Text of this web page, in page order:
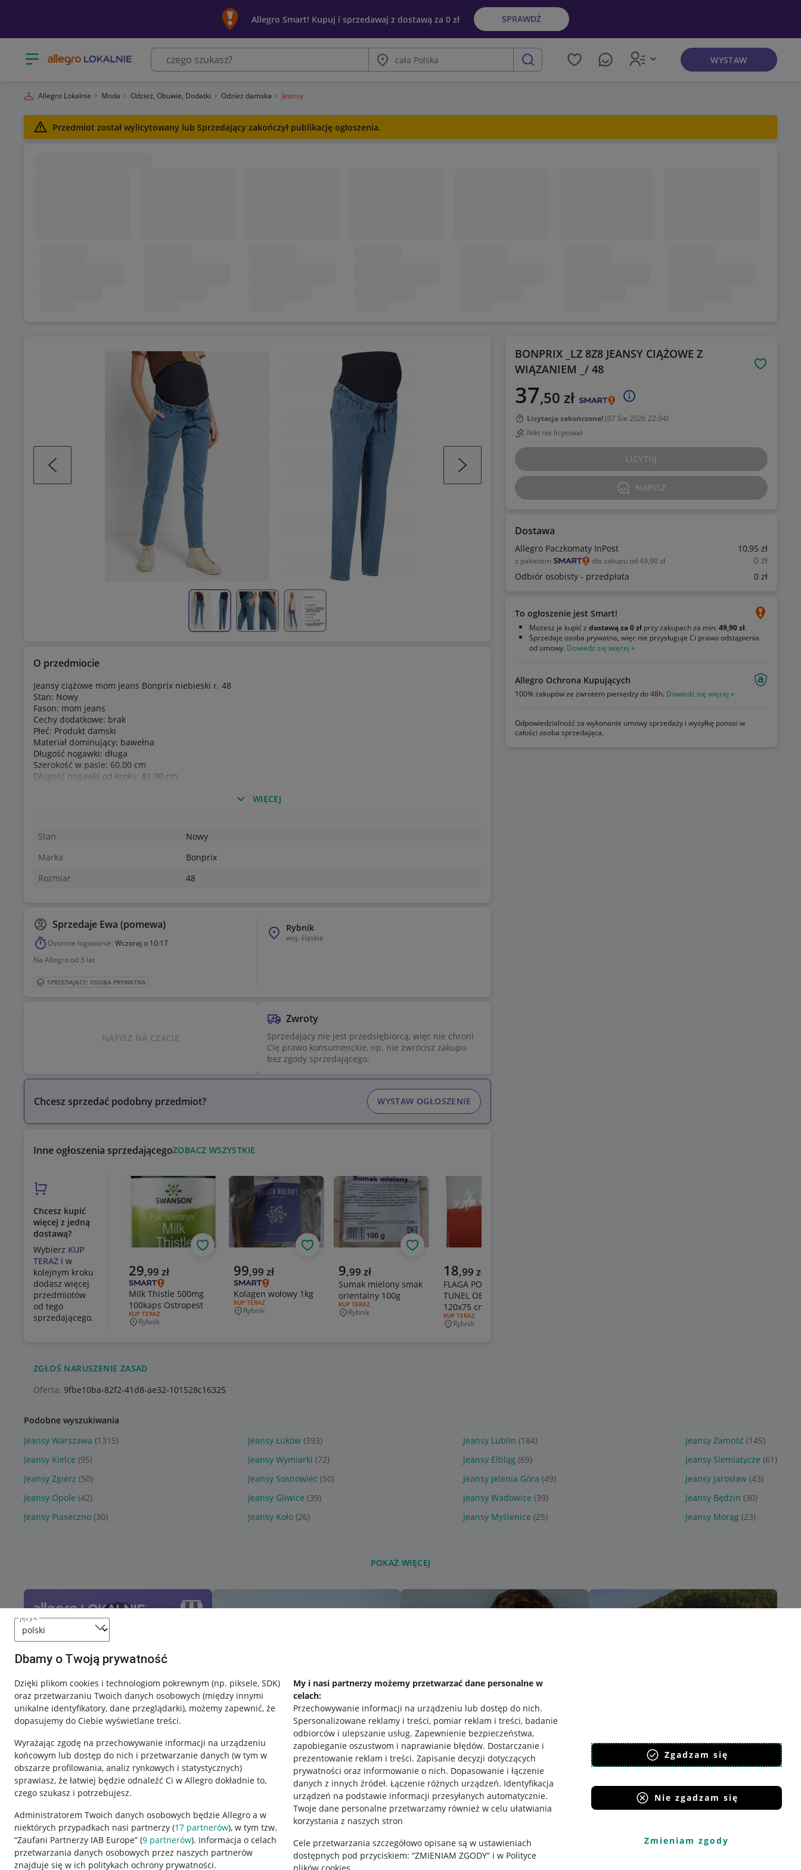
język
Dbamy o Twoją prywatność
Dzięki plikom cookies i technologiom pokrewnym (np. piksele, SDK)
oraz przetwarzaniu Twoich danych osobowych (między innymi
unikalne identyfikatory, dane przeglądarki), możemy zapewnić, że
dopasujemy do Ciebie wyświetlane treści.
Wyrażając zgodę na przechowywanie informacji na urządzeniu
końcowym lub dostęp do nich i przetwarzanie danych (w tym w
obszarze profilowania, analiz rynkowych i statystycznych)
sprawiasz, że łatwiej będzie odnaleźć Ci w Allegro dokładnie to,
czego szukasz i potrzebujesz.
Administratorem Twoich danych osobowych będzie Allegro a w
niektórych przypadkach nasi partnerzy (17 partnerów), w tym tzw.
“Zaufani Partnerzy IAB Europe” (9 partnerów). Informacja o celach
przetwarzania danych osobowych przez naszych partnerów
znajduje się w ich politykach ochrony prywatności.
My i nasi partnerzy możemy przetwarzać dane personalne w
celach:
Przechowywanie informacji na urządzeniu lub dostęp do nich.
Spersonalizowane reklamy i treści, pomiar reklam i treści, badanie
odbiorców i ulepszanie usług. Zapewnienie bezpieczeństwa,
zapobieganie oszustwom i naprawianie błędów. Dostarczanie i
prezentowanie reklam i treści. Zapisanie decyzji dotyczących
prywatności oraz informowanie o nich. Dopasowanie i łączenie
danych z innych źródeł. Łączenie różnych urządzeń. Identyfikacja
urządzeń na podstawie informacji przesyłanych automatycznie.
Twoje dane personalne przetwarzamy również w celu ułatwiania
korzystania z naszych stron
Cele przetwarzania szczegółowo opisane są w ustawieniach
dostępnych pod przyciskiem: “ZMIENIAM ZGODY” i w Polityce
Zgadzam się
Nie zgadzam się
Zmieniam zgody
Allegro Smart! Kupuj i sprzedawaj z dostawą za 0 zł SPRAWDŹ
Otwórz menu z kategoriami
Miasto
szukaj
WYSTAW
Przedmiot został wylicytowany lub Sprzedający zakończył publikację ogłoszenia.
BONPRIX _LZ 8Z8 JEANSY CIĄŻOWE Z
WIĄZANIEM _/ 48
Obserwuj
37,50 zł
Licytacja zakończona!(07 Sie 2026 22:34)
Nikt nie licytował
NAPISZ
LICYTUJ
Dostawa
Allegro Paczkomaty InPost 10,95 zł
z pakietem dla zakupu od 49,90 zł 0 zł
Odbiór osobisty - przedpłata
0 zł
To ogłoszenie jest Smart!
Możesz je kupić z dostawą za 0 zł przy zakupach za min. 49,90 zł.
Sprzedaje osoba prywatna, więc nie przysługuje Ci prawo odstąpienia
od umowy. Dowiedz się więcej »
Allegro Ochrona Kupujących
100% zakupów ze zwrotem pieniędzy do 48h. Dowiedz się więcej »
Odpowiedzialność za wykonanie umowy sprzedaży i wysyłkę ponosi w
całości osoba sprzedająca.
O przedmiocie
Jeansy ciążowe mom jeans Bonprix niebieski r. 48
Stan: Nowy
Fason: mom jeans
Cechy dodatkowe: brak
Płeć: Produkt damski
Materiał dominujący: bawełna
Długość nogawki: długa
Szerokość w pasie: 60.00 cm
Długość nogawki od kroku: 81.00 cm
Rozmiar: 48
WIĘCEJ
Stan
Nowy
Marka
Bonprix
Rozmiar
48
Sprzedaje Ewa (pomewa)
Ostatnie logowanie: Wczoraj o 10:17
Na Allegro od 3 lat
SPRZEDAJĄCY: OSOBA PRYWATNA
Rybnik
woj. śląskie
NAPISZ NA CZACIE
Zwroty
Sprzedający nie jest przedsiębiorcą, więc nie chroni
Cię prawo konsumenckie, np. nie zwrócisz zakupu
bez zgody sprzedającego.
Inne ogłoszenia sprzedającegoZOBACZ WSZYSTKIE
Chcesz kupić
więcej z jedną
dostawą?
Wybierz KUP
TERAZ i w
kolejnym kroku
dodasz więcej
przedmiotów
od tego
sprzedającego.
Aktualna cena
29,99 zł
Milk Thistle 500mg
100kaps Ostropest
RODZAJ OFERTY:
KUP TERAZ
Miejscowość
Rybnik
Obserwuj
Aktualna cena
99,99 zł
Kolagen wołowy 1kg
RODZAJ OFERTY:
KUP TERAZ
Miejscowość
Rybnik
Obserwuj
Aktualna cena
9,99 zł
Sumak mielony smak
orientalny 100g
RODZAJ OFERTY:
KUP TERAZ
Miejscowość
Rybnik
Obserwuj
Aktualna cena
18,99 zł
FLAGA POLSKA
TUNEL OBSZYTA
120x75 cm
RODZAJ OFERTY:
KUP TERAZ
Miejscowość
Rybnik
Allegro Lokalnie Moda Odzież, Obuwie, Dodatki Odzież damska Jeansy
Chcesz sprzedać podobny przedmiot? WYSTAW OGŁOSZENIE
ZGŁOŚ NARUSZENIE ZASAD
Oferta: 9fbe10ba-82f2-41d8-ae32-101528c16325
Podobne wyszukiwania
Jeansy Warszawa (1315) Jeansy Łuków (393) Jeansy Lublin (184) Jeansy Zamość (145)
Jeansy Kielce (95) Jeansy Wymiarki (72) Jeansy Elbląg (69) Jeansy Siemiatycze (61)
Jeansy Zgierz (50) Jeansy Sosnowiec (50) Jeansy Jelenia Góra (49) Jeansy Jarosław (43)
Jeansy Opole (42) Jeansy Gliwice (39) Jeansy Wadowice (39) Jeansy Będzin (30)
Jeansy Piaseczno (30) Jeansy Koło (26) Jeansy Myślenice (25) Jeansy Morąg (23)
POKAŻ WIĘCEJ
Przydatne informacje
Jak to działa
Napisz do nas
Regulamin
Polityka plików "cookies"
Pobierz aplikację